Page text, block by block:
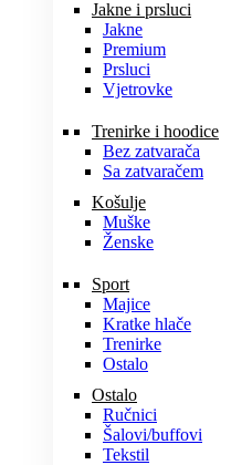
Jakne i prsluci
Jakne
Premium
Prsluci
Vjetrovke
Trenirke i hoodice
Bez zatvarača
Sa zatvaračem
Košulje
Muške
Ženske
Sport
Majice
Kratke hlače
Trenirke
Ostalo
Ostalo
Ručnici
Šalovi/buffovi
Tekstil